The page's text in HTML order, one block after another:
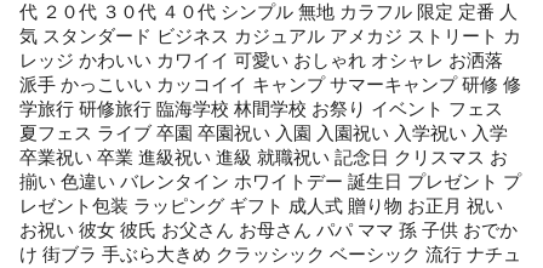
代 ２０代 ３０代 ４０代 シンプル 無地 カラフル 限定 定番 人
気 スタンダード ビジネス カジュアル アメカジ ストリート カ
レッジ かわいい カワイイ 可愛い おしゃれ オシャレ お洒落
派手 かっこいい カッコイイ キャンプ サマーキャンプ 研修 修
学旅行 研修旅行 臨海学校 林間学校 お祭り イベント フェス
夏フェス ライブ 卒園 卒園祝い 入園 入園祝い 入学祝い 入学
卒業祝い 卒業 進級祝い 進級 就職祝い 記念日 クリスマス お
揃い 色違い バレンタイン ホワイトデー 誕生日 プレゼント プ
レゼント包装 ラッピング ギフト 成人式 贈り物 お正月 祝い
お祝い 彼女 彼氏 お父さん お母さん パパ ママ 孫 子供 おでか
け 街ブラ 手ぶら大きめ クラッシック ベーシック 流行 ナチュ